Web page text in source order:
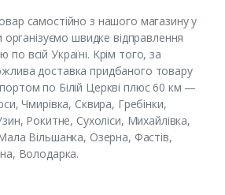
самостійно з нашого магазину у
організуємо швидке відправлення
всій Україні. Крім того, за
доставка придбаного товару
по Білій Церкві плюс 60 км —
Чмирівка, Сквира, Гребінки,
Рокитне, Сухоліси, Михайлівка,
Вільшанка, Озерна, Фастів,
Володарка.